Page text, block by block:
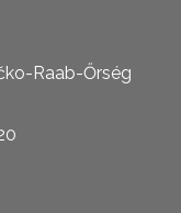
Raab-Őrség